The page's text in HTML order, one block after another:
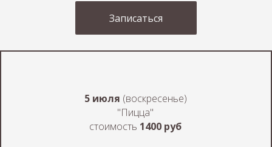
Записаться
5 июля (воскресенье)
"Пицца"
стоимость 1400 руб